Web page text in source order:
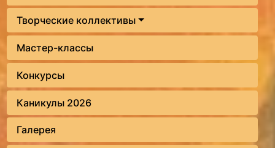
Творческие коллективы
Мастер-классы
Конкурсы
Каникулы 2026
Галерея